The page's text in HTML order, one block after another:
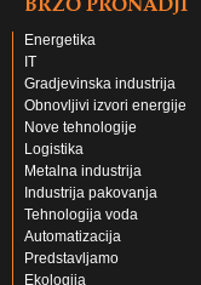
Energetika
IT
Gradjevinska industrija
Obnovljivi izvori energije
Nove tehnologije
Logistika
Metalna industrija
Industrija pakovanja
Tehnologija voda
Automatizacija
Predstavljamo
Ekologija